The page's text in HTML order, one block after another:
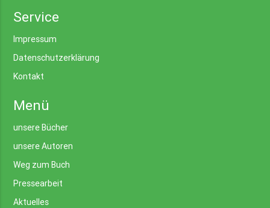
Service
Impressum
Datenschutzerklärung
Kontakt
Menü
unsere Bücher
unsere Autoren
Weg zum Buch
Pressearbeit
Aktuelles